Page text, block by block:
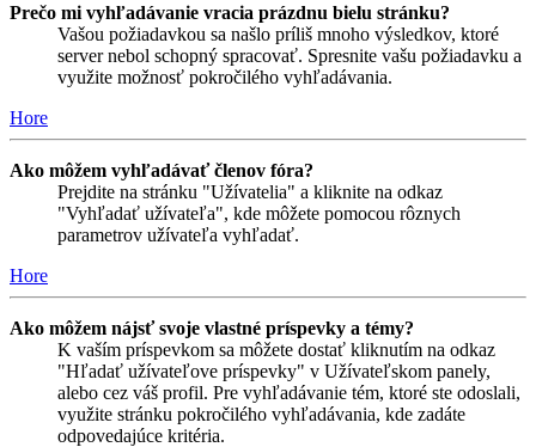
Prečo mi vyhľadávanie vracia prázdnu bielu stránku?
Vašou požiadavkou sa našlo príliš mnoho výsledkov, ktoré
server nebol schopný spracovať. Spresnite vašu požiadavku a
využite možnosť pokročilého vyhľadávania.
Hore
Ako môžem vyhľadávať členov fóra?
Prejdite na stránku "Užívatelia" a kliknite na odkaz
"Vyhľadať užívateľa", kde môžete pomocou rôznych
parametrov užívateľa vyhľadať.
Hore
Ako môžem nájsť svoje vlastné príspevky a témy?
K vaším príspevkom sa môžete dostať kliknutím na odkaz
"Hľadať užívateľove príspevky" v Užívateľskom panely,
alebo cez váš profil. Pre vyhľadávanie tém, ktoré ste odoslali,
využite stránku pokročilého vyhľadávania, kde zadáte
odpovedajúce kritéria.